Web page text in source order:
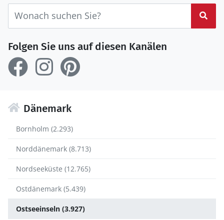
Folgen Sie uns auf diesen Kanälen
Dänemark
Bornholm (2.293)
Norddänemark (8.713)
Nordseeküste (12.765)
Ostdänemark (5.439)
Ostseeinseln (3.927)